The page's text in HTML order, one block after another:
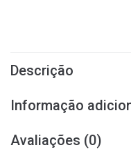
Descrição
Informação
Avaliações (0)